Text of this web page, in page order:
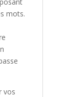
mots.
vos